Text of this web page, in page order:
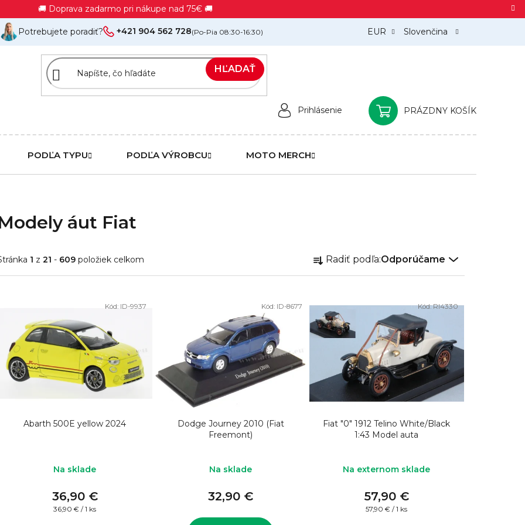
🚚 Doprava zadarmo pri nákupe nad 75€ 🚚
EUR Slovenčina
Potrebujete poradiť? +421 904 562 728(Po-Pia 08:30-16:30)
HĽADAŤ
Prihlásenie
NÁKUPNÝ
PRÁZDNY KOŠÍK
PODĽA TYPU PODĽA VÝROBCU MOTO MERCH
áut Fiat
1 z 21 - 609 položiek celkom
R
a
e
n
i
p
Radiť podľa:Odporúčame
Abarth 500E yellow 2024
Na sklade
36,90 €
Jednotková
36,90 € / 1 ks
Kód: ID-9937
Dodge Journey 2010 (Fiat
Freemont)
Na sklade
32,90 €
Kód: ID-8677
Fiat "0" 1912 Telino White/Black
1:43 Model auta
Na externom sklade
57,90 €
Jednotková
57,90 € / 1 ks
Kód:RI4330